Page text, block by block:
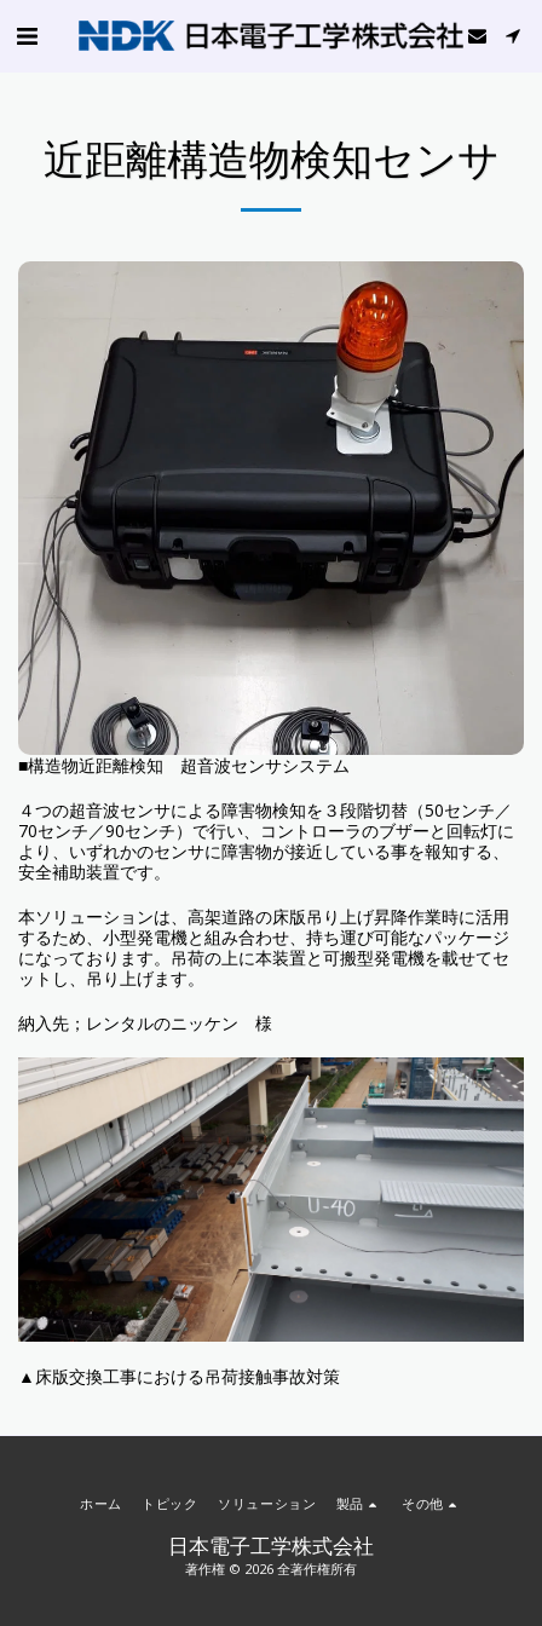
近距離構造物検知センサ
■構造物近距離検知 超音波センサシステム
４つの超音波センサによる障害物検知を３段階切替（50センチ／
70センチ／90センチ）で行い、コントローラのブザーと回転灯に
より、いずれかのセンサに障害物が接近している事を報知する、
安全補助装置です。
本ソリューションは、高架道路の床版吊り上げ昇降作業時に活用
するため、小型発電機と組み合わせ、持ち運び可能なパッケージ
になっております。吊荷の上に本装置と可搬型発電機を載せてセ
ットし、吊り上げます。
納入先；レンタルのニッケン 様
▲床版交換工事における吊荷接触事故対策
日本電子工学株式会社
著作権 © 2026 全著作権所有
ホーム トピック ソリューション 製品 その他